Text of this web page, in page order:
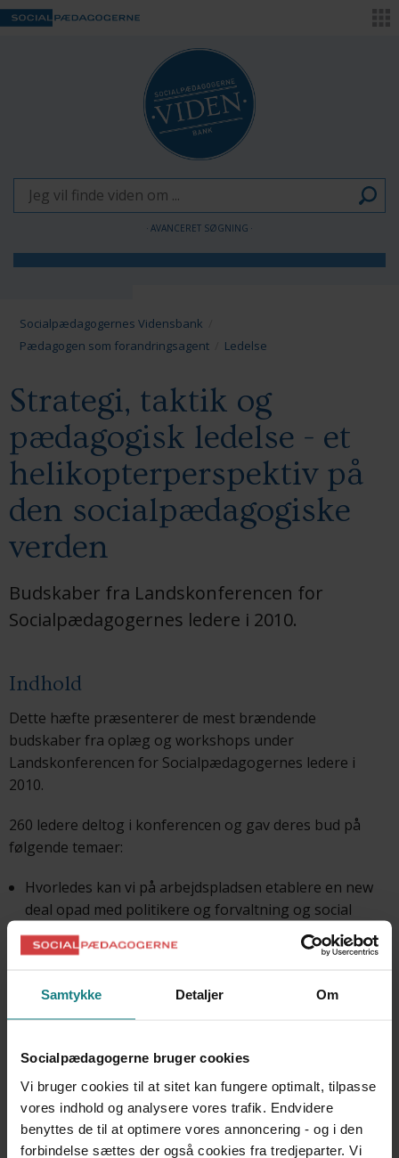
Samtykke Detaljer Om
Socialpædagogerne bruger cookies
Vi bruger cookies til at sitet kan fungere optimalt, tilpasse
vores indhold og analysere vores trafik. Endvidere
benyttes de til at optimere vores annoncering - og i den
forbindelse sættes der også cookies fra tredjeparter. Vi
AVANCERET SØGNING
Voksne
Socialpædagogernes Vidensbank
Pædagogen som forandringsagent
Ledelse
Strategi, taktik og
pædagogisk ledelse - et
helikopterperspektiv på
den socialpædagogiske
verden
Budskaber fra Landskonferencen for
Socialpædagogernes ledere i 2010.
Indhold
Dette hæfte præsenterer de mest brændende
budskaber fra oplæg og workshops under
Landskonferencen for Socialpædagogernes ledere i
2010.
260 ledere deltog i konferencen og gav deres bud på
følgende temaer:
Hvorledes kan vi på arbejdspladsen etablere en new
deal opad med politikere og forvaltning og social
kapital indad sammen med medarbejderne?
Hvorledes styrker vi den socialpædagogiske og
Hvorledes gøres den socialpædagogiske faglighed til
en tillidsskabende faktor i forhold til arbejdsgiverne?
Få både oplægsholdernes og ledernes svar i dette hæfte.